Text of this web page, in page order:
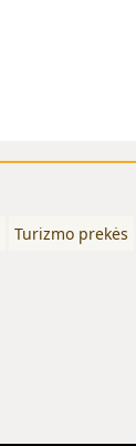
Turizmo prekės